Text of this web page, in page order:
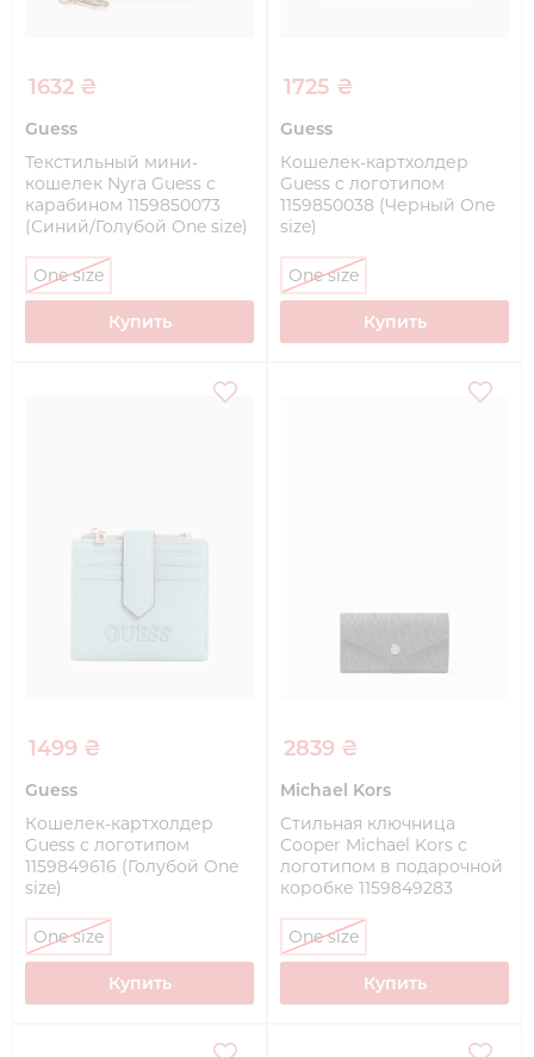
1632 ₴
Guess
Текстильный мини-
кошелек Nyra Guess с
карабином 1159850073
(Синий/Голубой One size)
One size
Купить
1725 ₴
Guess
Кошелек-картхолдер
Guess с логотипом
1159850038 (Черный One
size)
One size
Купить
1499 ₴
Guess
Кошелек-картхолдер
Guess с логотипом
1159849616 (Голубой One
size)
One size
Купить
2839 ₴
Michael Kors
Стильная ключница
Cooper Michael Kors с
логотипом в подарочной
коробке 1159849283
One size
Купить